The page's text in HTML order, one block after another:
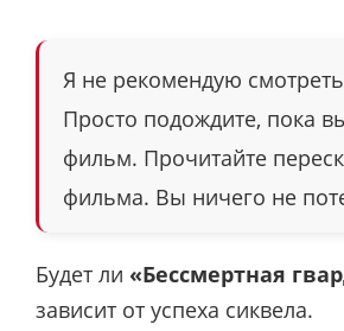
Я не рекомендую
Просто подождите, пока
фильм. Прочитайте
фильма. Вы ничего не
Будет ли «Бессмертная
зависит от успеха сиквела.